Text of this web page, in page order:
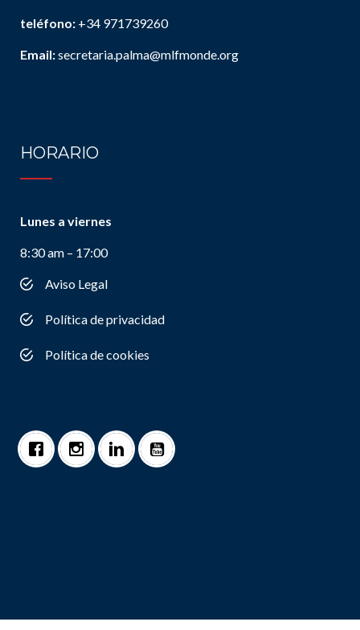
teléfono: +34 971739260
Email:secretaria.palma@mlfmonde.org
HORARIO
Lunes a viernes
8:30 am – 17:00
Aviso Legal
Política de privacidad
Política de cookies